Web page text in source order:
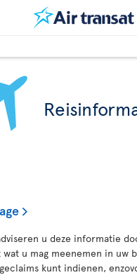
u deze informatie
u mag meenemen in uw
kunt indienen,